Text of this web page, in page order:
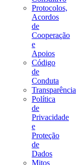
Protocolos,
Acordos
de
Cooperação
e
Apoios
Código
de
Conduta
Transparência
Política
de
Privacidade
e
Proteção
de
Dados
Mitos